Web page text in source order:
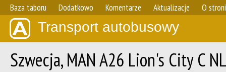
Baza taboru Dodatkowo Komentarze Aktualizacje O
Transport autobusowy
Szwecja, MAN A26 Lion's City C